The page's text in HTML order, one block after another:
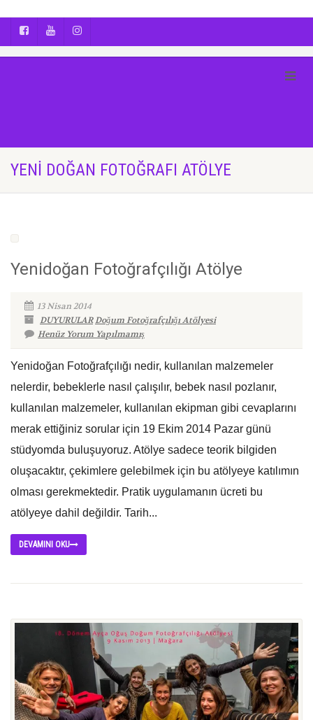
YENI DOĞAN FOTOĞRAFI ATÖLYE
Yenidoğan Fotoğrafçılığı Atölye
13 Nisan 2014
DUYURULARDoğum Fotoğrafçılığı Atölyesi
Henüz Yorum Yapılmamış
Yenidoğan Fotoğrafçılığı nedir, kullanılan malzemeler
nelerdir, bebeklerle nasıl çalışılır, bebek nasıl pozlanır,
kullanılan malzemeler, kullanılan ekipman gibi cevaplarını
merak ettiğiniz sorular için 19 Ekim 2014 Pazar günü
stüdyomda buluşuyoruz. Atölye sadece teorik bilgiden
oluşacaktır, çekimlere gelebilmek için bu atölyeye katılımın
olması gerekmektedir. Pratik uygulamanın ücreti bu
atölyeye dahil değildir. Tarih...
DEVAMINI OKU